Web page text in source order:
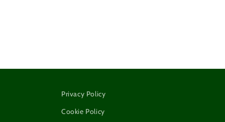
Privacy Policy
Cookie Policy